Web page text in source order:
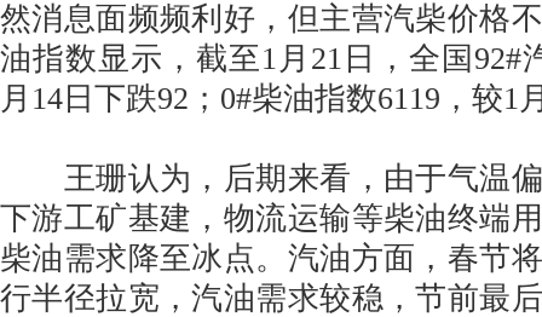
然消息面频频利好，但主营汽柴价格
油指数显示，截至1月21日，全国92#
月14日下跌92；0#柴油指数6119，较1
王珊认为，后期来看，由于气温偏
下游工矿基建，物流运输等柴油终端
柴油需求降至冰点。汽油方面，春节
行半径拉宽，汽油需求较稳，节前最